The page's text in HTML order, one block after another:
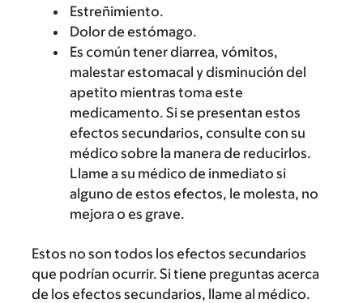
Estreñimiento.
Dolor de estómago.
Es común tener diarrea, vómitos,
malestar estomacal y disminución del
apetito mientras toma este
medicamento. Si se presentan estos
efectos secundarios, consulte con su
médico sobre la manera de reducirlos.
Llame a su médico de inmediato si
alguno de estos efectos, le molesta, no
mejora o es grave.
Estos no son todos los efectos secundarios
que podrían ocurrir. Si tiene preguntas acerca
de los efectos secundarios, llame al médico.